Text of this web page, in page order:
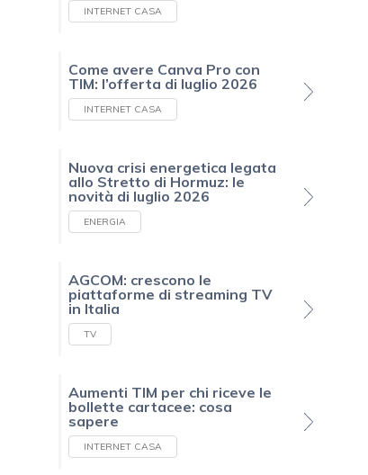
INTERNET CASA
Come avere Canva Pro con
TIM: l’offerta di luglio 2026
INTERNET CASA
Nuova crisi energetica legata
allo Stretto di Hormuz: le
novità di luglio 2026
ENERGIA
AGCOM: crescono le
piattaforme di streaming TV
in Italia
TV
Aumenti TIM per chi riceve le
bollette cartacee: cosa
sapere
INTERNET CASA